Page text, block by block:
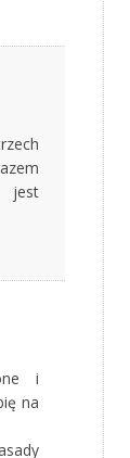
jest
i
na